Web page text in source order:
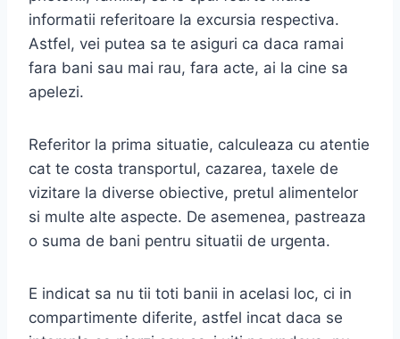
informatii referitoare la excursia respectiva.
Astfel, vei putea sa te asiguri ca daca ramai
fara bani sau mai rau, fara acte, ai la cine sa
apelezi.
Referitor la prima situatie, calculeaza cu atentie
cat te costa transportul, cazarea, taxele de
vizitare la diverse obiective, pretul alimentelor
si multe alte aspecte. De asemenea, pastreaza
o suma de bani pentru situatii de urgenta.
E indicat sa nu tii toti banii in acelasi loc, ci in
compartimente diferite, astfel incat daca se